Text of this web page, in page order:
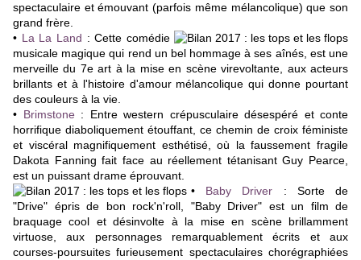
spectaculaire et émouvant (parfois même mélancolique) que son
grand frère.
• La La Land : Cette comédie
musicale magique qui rend un bel hommage à ses aînés, est une
merveille du 7e art à la mise en scène virevoltante, aux acteurs
brillants et à l'histoire d'amour mélancolique qui donne pourtant
des couleurs à la vie.
• Brimstone : Entre western crépusculaire désespéré et conte
horrifique diaboliquement étouffant, ce chemin de croix féministe
et viscéral magnifiquement esthétisé, où la faussement fragile
Dakota Fanning fait face au réellement tétanisant Guy Pearce,
est un puissant drame éprouvant.
• Baby Driver : Sorte de
"Drive" épris de bon rock'n'roll, "Baby Driver" est un film de
braquage cool et désinvolte à la mise en scène brillamment
virtuose, aux personnages remarquablement écrits et aux
courses-poursuites furieusement spectaculaires chorégraphiées